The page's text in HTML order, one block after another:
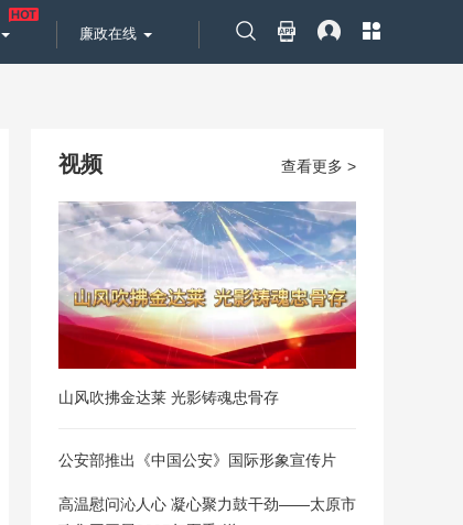
廉政在线
查看更多 >
视频
山风吹拂金达莱 光影铸魂忠骨存
公安部推出《中国公安》国际形象宣传片
高温慰问沁人心 凝心聚力鼓干劲——太原市